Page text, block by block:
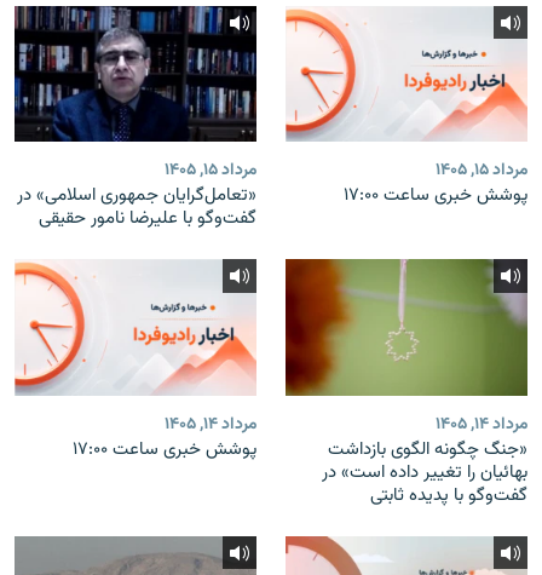
مرداد ۱۵, ۱۴۰۵
پوشش خبری ساعت ۱۷:۰۰
مرداد ۱۵, ۱۴۰۵
«تعامل‌گرایان جمهوری اسلامی» در
گفت‌وگو با علیرضا نامور حقیقی
مرداد ۱۴, ۱۴۰۵
«جنگ چگونه الگوی بازداشت
بهائیان را تغییر داده است» در
گفت‌وگو با پدیده ثابتی
مرداد ۱۴, ۱۴۰۵
پوشش خبری ساعت ۱۷:۰۰